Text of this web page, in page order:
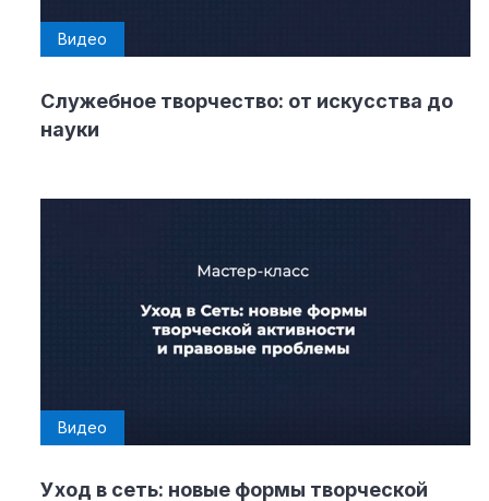
Видео
Cлужебное творчество: от искусства до
науки
Видео
Уход в сеть: новые формы творческой